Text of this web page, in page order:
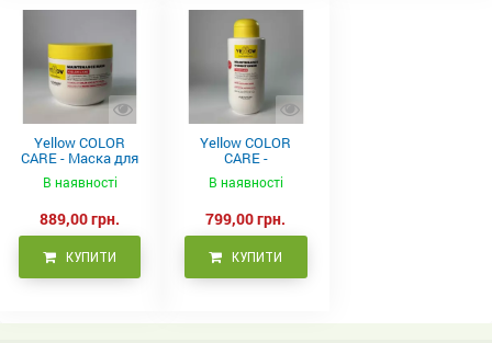
Yellow COLOR
CARE - Маска для
фарбованого
волосся, 500 мл
В наявності
889,00 грн.
КУПИТИ
Yellow COLOR
CARE -
Кондиціонер для
фарбованого
В наявності
799,00 грн.
КУПИТИ